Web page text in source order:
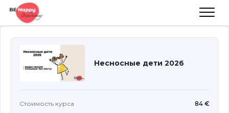
Несносные дети 2026
Стоимость курса 84 €